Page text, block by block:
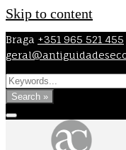
Skip to content
Braga +351 965 521 455
Search »